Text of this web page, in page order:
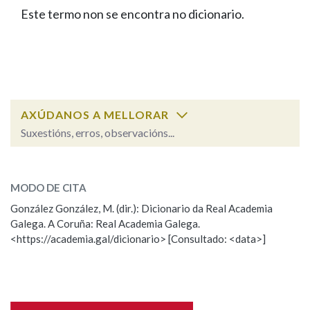
FIGURAS HOMENAXEADAS
PORTAL DAS PALABRAS
Facebook
TwitterYoutubeInstagram
Bluesky
BUSCAR NOS LEMAS
Remata por
BUSCAR NO CONTIDO
Nas definicións
Este termo non se encontra no dicionario.
AXÚDANOS A MELLORAR
Suxestións, erros, observacións...
Observación
Nome
MODO DE CITA
González González, M. (dir.): Dicionario da Real Academia
Galega. A Coruña: Real Academia Galega.
<https://academia.gal/dicionario> [Consultado: <data>]